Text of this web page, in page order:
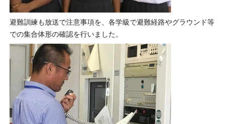
避難訓練も放送で注意事項を、各学級で避難経路やグラウンド等
での集合体形の確認を行いました。